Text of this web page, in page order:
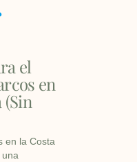
el
en
(Sin
en la Costa
una